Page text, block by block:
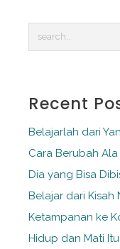
Recent
Belajarlah dari
Cara Berubah Ala
Dia yang Bisa
Belajar dari Kisah
Ketampanan ke
Hidup dan Mati